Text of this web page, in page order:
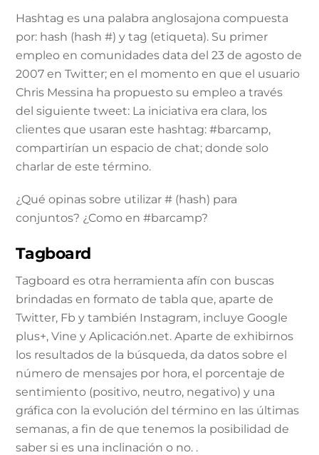
Hashtag es una palabra anglosajona compuesta
por: hash (hash #) y tag (etiqueta). Su primer
empleo en comunidades data del 23 de agosto de
2007 en Twitter; en el momento en que el usuario
Chris Messina ha propuesto su empleo a través
del siguiente tweet: La iniciativa era clara, los
clientes que usaran este hashtag: #barcamp,
compartirían un espacio de chat; donde solo
charlar de este término.
¿Qué opinas sobre utilizar # (hash) para
conjuntos? ¿Como en #barcamp?
Tagboard
Tagboard es otra herramienta afín con buscas
brindadas en formato de tabla que, aparte de
Twitter, Fb y también Instagram, incluye Google
plus+, Vine y Aplicación.net. Aparte de exhibirnos
los resultados de la búsqueda, da datos sobre el
número de mensajes por hora, el porcentaje de
sentimiento (positivo, neutro, negativo) y una
gráfica con la evolución del término en las últimas
semanas, a fin de que tenemos la posibilidad de
saber si es una inclinación o no. .